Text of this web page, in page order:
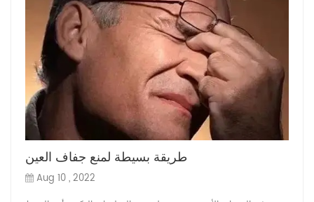
طريقة بسيطة لمنع جفاف العين
Aug 10 , 2022